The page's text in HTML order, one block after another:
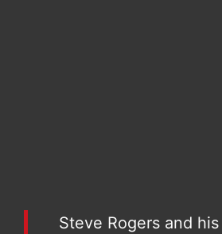
Steve Rogers and